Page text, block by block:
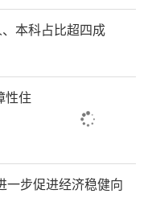
本科占比超四成
性住
步促进经济稳健向